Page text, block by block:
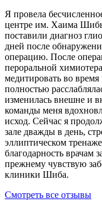
Я провела
центре им. Хаима Шибы
поставили диагноз
дней после
операцию. После
пероральной
медитировать во время
полностью
изменилась внешне и
команды меня
исход. Сейчас я
зале дважды в день,
эллиптическом
благодарность
прежнему чувствую
клиники Шиба.
Смотреть все отзывы